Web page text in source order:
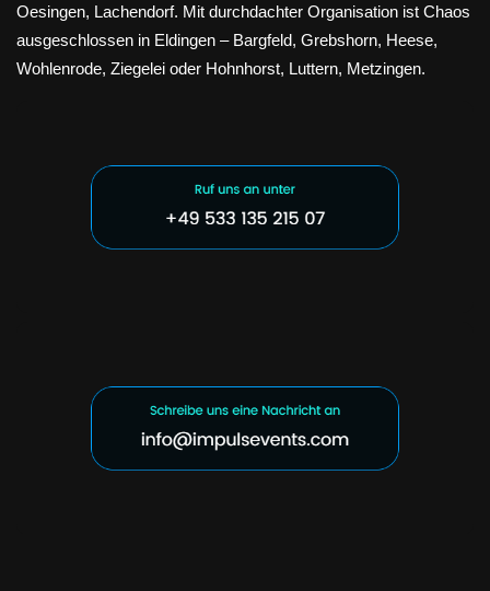
Oesingen, Lachendorf. Mit durchdachter Organisation ist Chaos
ausgeschlossen in Eldingen – Bargfeld, Grebshorn, Heese,
Wohlenrode, Ziegelei oder Hohnhorst, Luttern, Metzingen.